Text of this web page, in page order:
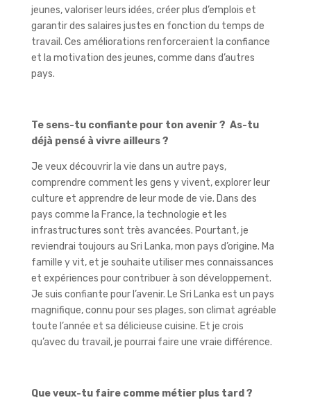
jeunes, valoriser leurs idées, créer plus d’emplois et
garantir des salaires justes en fonction du temps de
travail. Ces améliorations renforceraient la confiance
et la motivation des jeunes, comme dans d’autres
pays.
Te sens-tu confiante pour ton avenir ? As-tu
déjà pensé à vivre ailleurs ?
Je veux découvrir la vie dans un autre pays,
comprendre comment les gens y vivent, explorer leur
culture et apprendre de leur mode de vie. Dans des
pays comme la France, la technologie et les
infrastructures sont très avancées. Pourtant, je
reviendrai toujours au Sri Lanka, mon pays d’origine. Ma
famille y vit, et je souhaite utiliser mes connaissances
et expériences pour contribuer à son développement.
Je suis confiante pour l’avenir. Le Sri Lanka est un pays
magnifique, connu pour ses plages, son climat agréable
toute l’année et sa délicieuse cuisine. Et je crois
qu’avec du travail, je pourrai faire une vraie différence.
Que veux-tu faire comme métier plus tard ?